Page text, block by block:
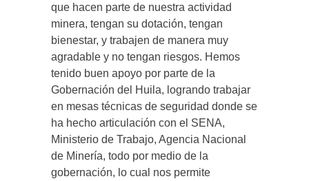
que hacen parte de nuestra actividad
minera, tengan su dotación, tengan
bienestar, y trabajen de manera muy
agradable y no tengan riesgos. Hemos
tenido buen apoyo por parte de la
Gobernación del Huila, logrando trabajar
en mesas técnicas de seguridad donde se
ha hecho articulación con el SENA,
Ministerio de Trabajo, Agencia Nacional
de Minería, todo por medio de la
gobernación, lo cual nos permite